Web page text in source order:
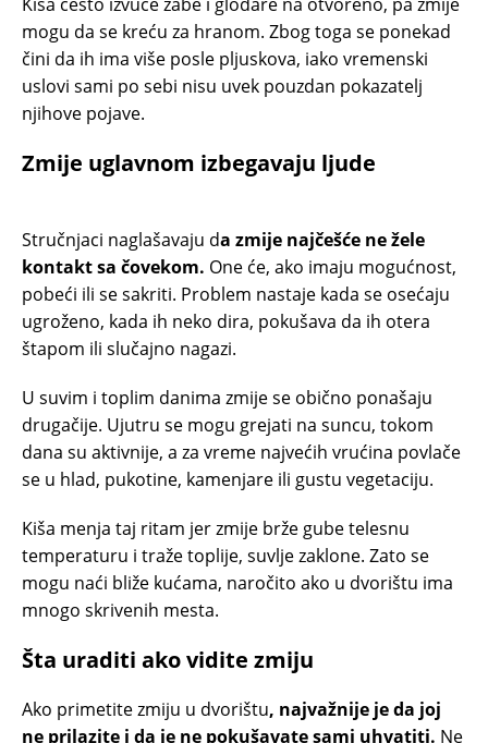
mogu da se kreću za hranom. Zbog toga se ponekad
čini da ih ima više posle pljuskova, iako vremenski
uslovi sami po sebi nisu uvek pouzdan pokazatelj
njihove pojave.
Zmije uglavnom izbegavaju ljude
Stručnjaci naglašavaju da zmije najčešće ne žele
kontakt sa čovekom. One će, ako imaju mogućnost,
pobeći ili se sakriti. Problem nastaje kada se osećaju
ugroženo, kada ih neko dira, pokušava da ih otera
štapom ili slučajno nagazi.
U suvim i toplim danima zmije se obično ponašaju
drugačije. Ujutru se mogu grejati na suncu, tokom
dana su aktivnije, a za vreme najvećih vrućina povlače
se u hlad, pukotine, kamenjare ili gustu vegetaciju.
Kiša menja taj ritam jer zmije brže gube telesnu
temperaturu i traže toplije, suvlje zaklone. Zato se
mogu naći bliže kućama, naročito ako u dvorištu ima
mnogo skrivenih mesta.
Šta uraditi ako vidite zmiju
Ako primetite zmiju u dvorištu, najvažnije je da joj
ne prilazite i da je ne pokušavate sami uhvatiti. Ne